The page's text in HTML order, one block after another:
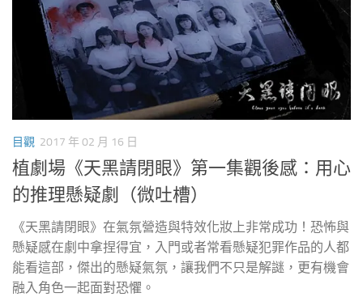
目觀 2017 年 02 月 16 日
植劇場《天黑請閉眼》第一集觀後感：用心
的推理懸疑劇（微吐槽）
《天黑請閉眼》在氣氛營造與特效化妝上非常成功！恐怖與
懸疑感在劇中拿捏得宜，入門或者常看懸疑犯罪作品的人都
能看這部，傑出的懸疑氣氛，讓我們不只是解謎，更有機會
融入角色一起面對恐懼。